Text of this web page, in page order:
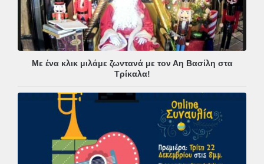
Με ένα κλικ μιλάμε ζωντανά με τον Αη Βασίλη στα
Τρίκαλα!